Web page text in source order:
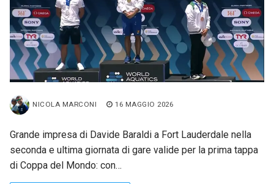
NICOLA MARCONI 16 MAGGIO 2026
Grande impresa di Davide Baraldi a Fort Lauderdale nella
seconda e ultima giornata di gare valide per la prima tappa
di Coppa del Mondo: con…